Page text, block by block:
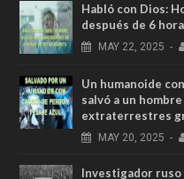
Habló con Dios:
después de 6
MAY 22, 2025 -
Un humanoide
salvó a un
extraterrestres
MAY 20, 2025 -
Investigador ruso